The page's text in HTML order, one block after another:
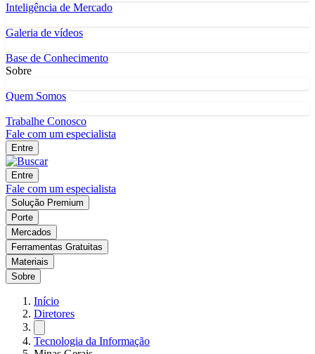
Inteligência de Mercado
Galeria de vídeos
Base de Conhecimento
Sobre
Quem Somos
Trabalhe Conosco
Fale com um especialista
Entre
Entre
Fale com um especialista
Solução Premium
Porte
Mercados
Ferramentas Gratuitas
Materiais
Sobre
Início
Diretores
Tecnologia da Informação